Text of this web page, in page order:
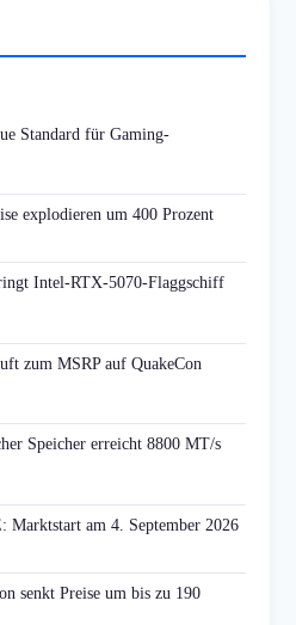
Standard für Gaming-
explodieren um 400 Prozent
Intel-RTX-5070-Flaggschiff
zum MSRP auf QuakeCon
Speicher erreicht 8800 MT/s
Marktstart am 4. September 2026
senkt Preise um bis zu 190